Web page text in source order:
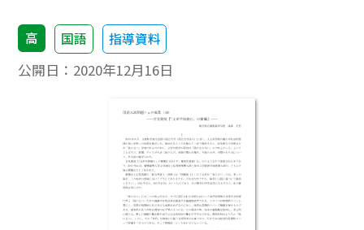
高 国語 指導資料
公開日： 2020年12月16日